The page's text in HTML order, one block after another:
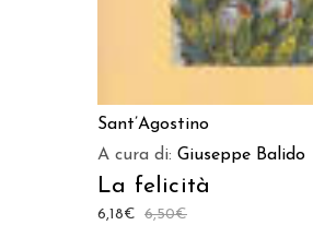
Sant’Agostino
A cura di: Giuseppe Balido
La felicità
6,50€
6,18€